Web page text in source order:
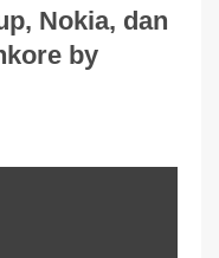
Nokia, dan
by